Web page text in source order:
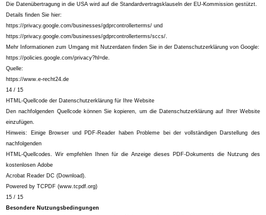
Die Datenübertragung in die USA wird auf die Standardvertragsklauseln der EU-Kommission gestützt.
Details finden Sie hier:
https://privacy.google.com/businesses/gdprcontrollerterms/ und
https://privacy.google.com/businesses/gdprcontrollerterms/sccs/.
Mehr Informationen zum Umgang mit Nutzerdaten finden Sie in der Datenschutzerklärung von Google:
https://policies.google.com/privacy?hl=de.
Quelle:
https://www.e-recht24.de
14 / 15
HTML-Quellcode der Datenschutzerklärung für Ihre Website
Den nachfolgenden Quellcode können Sie kopieren, um die Datenschutzerklärung auf Ihrer Website
einzufügen.
Hinweis: Einige Browser und PDF-Reader haben Probleme bei der vollständigen Darstellung des
nachfolgenden
HTML-Quellcodes. Wir empfehlen Ihnen für die Anzeige dieses PDF-Dokuments die Nutzung des
kostenlosen Adobe
Acrobat Reader DC (Download).
Powered by TCPDF (www.tcpdf.org)
15 / 15
Besondere Nutzungsbedingungen